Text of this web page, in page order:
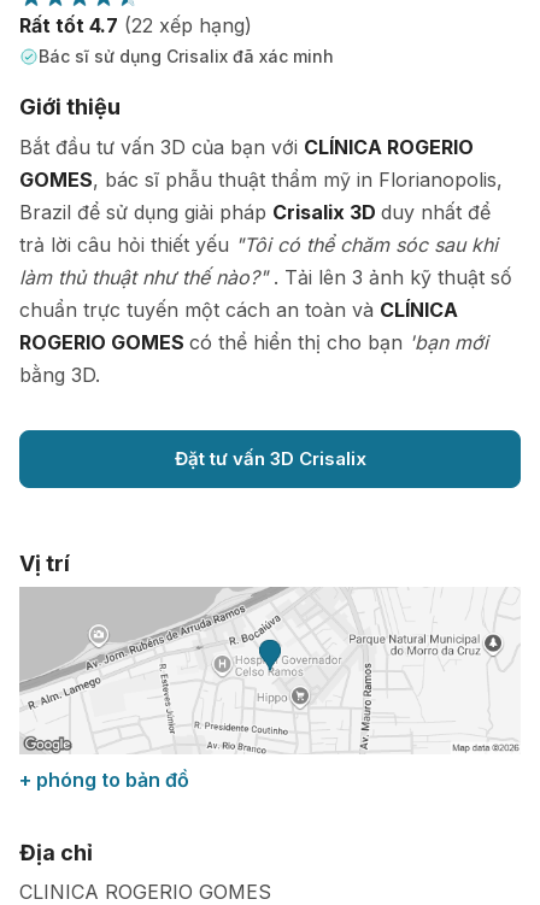
Rất tốt 4.7 (22 xếp hạng)
Bác sĩ sử dụng Crisalix đã xác minh
Giới thiệu
Bắt đầu tư vấn 3D của bạn với CLÍNICA ROGERIO
GOMES, bác sĩ phẫu thuật thẩm mỹ in Florianopolis,
Brazil để sử dụng giải pháp Crisalix 3D duy nhất để
trả lời câu hỏi thiết yếu "Tôi có thể chăm sóc sau khi
làm thủ thuật như thế nào?" . Tải lên 3 ảnh kỹ thuật số
chuẩn trực tuyến một cách an toàn và CLÍNICA
ROGERIO GOMES có thể hiển thị cho bạn 'bạn mới
bằng 3D.
Đặt tư vấn 3D Crisalix
Vị trí
+ phóng to bản đồ
Địa chỉ
CLINICA ROGERIO GOMES